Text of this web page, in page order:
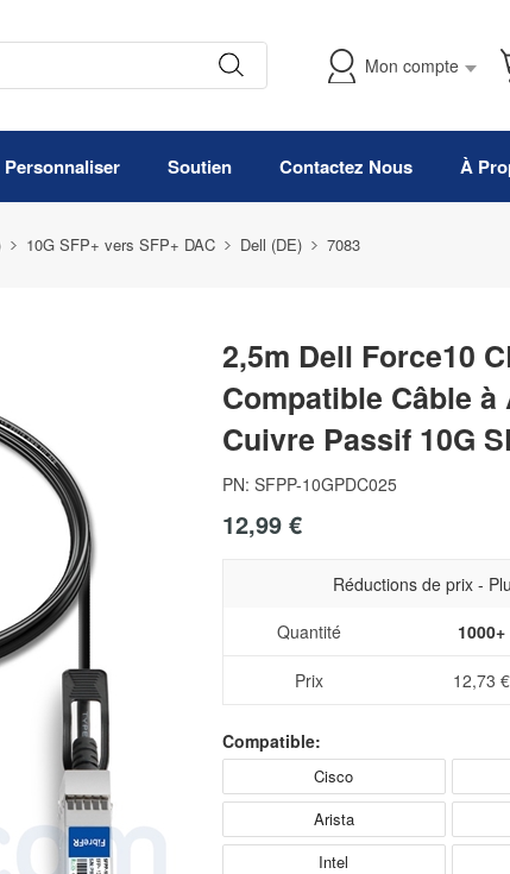
Mon compte
Personnaliser Soutien Contactez Nous À
10G SFP+ vers SFP+ DAC Dell (DE) 7083
2,5m Dell Force10
Compatible Câble
Cuivre Passif 10G
PN: SFPP-10GPDC025
12,99 €
Réductions de prix -
Quantité
1000+
Prix 12,73 €
Compatible:
Cisco
Arista
Intel